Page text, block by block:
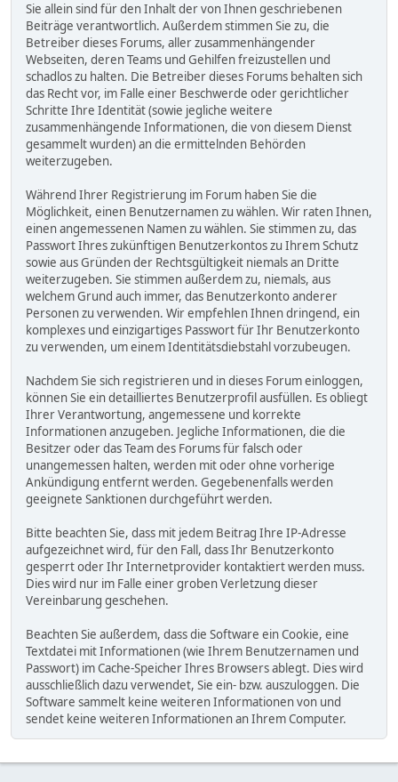
Sie allein sind für den Inhalt der von Ihnen geschriebenen
Beiträge verantwortlich. Außerdem stimmen Sie zu, die
Betreiber dieses Forums, aller zusammenhängender
Webseiten, deren Teams und Gehilfen freizustellen und
schadlos zu halten. Die Betreiber dieses Forums behalten sich
das Recht vor, im Falle einer Beschwerde oder gerichtlicher
Schritte Ihre Identität (sowie jegliche weitere
zusammenhängende Informationen, die von diesem Dienst
gesammelt wurden) an die ermittelnden Behörden
weiterzugeben.
Während Ihrer Registrierung im Forum haben Sie die
Möglichkeit, einen Benutzernamen zu wählen. Wir raten Ihnen,
einen angemessenen Namen zu wählen. Sie stimmen zu, das
Passwort Ihres zukünftigen Benutzerkontos zu Ihrem Schutz
sowie aus Gründen der Rechtsgültigkeit niemals an Dritte
weiterzugeben. Sie stimmen außerdem zu, niemals, aus
welchem Grund auch immer, das Benutzerkonto anderer
Personen zu verwenden. Wir empfehlen Ihnen dringend, ein
komplexes und einzigartiges Passwort für Ihr Benutzerkonto
zu verwenden, um einem Identitätsdiebstahl vorzubeugen.
Nachdem Sie sich registrieren und in dieses Forum einloggen,
können Sie ein detailliertes Benutzerprofil ausfüllen. Es obliegt
Ihrer Verantwortung, angemessene und korrekte
Informationen anzugeben. Jegliche Informationen, die die
Besitzer oder das Team des Forums für falsch oder
unangemessen halten, werden mit oder ohne vorherige
Ankündigung entfernt werden. Gegebenenfalls werden
geeignete Sanktionen durchgeführt werden.
Bitte beachten Sie, dass mit jedem Beitrag Ihre IP-Adresse
aufgezeichnet wird, für den Fall, dass Ihr Benutzerkonto
gesperrt oder Ihr Internetprovider kontaktiert werden muss.
Dies wird nur im Falle einer groben Verletzung dieser
Vereinbarung geschehen.
Beachten Sie außerdem, dass die Software ein Cookie, eine
Textdatei mit Informationen (wie Ihrem Benutzernamen und
Passwort) im Cache-Speicher Ihres Browsers ablegt. Dies wird
ausschließlich dazu verwendet, Sie ein- bzw. auszuloggen. Die
Software sammelt keine weiteren Informationen von und
sendet keine weiteren Informationen an Ihrem Computer.